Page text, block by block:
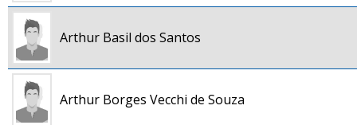
Arthur Basil dos Santos
Arthur Borges Vecchi de Souza